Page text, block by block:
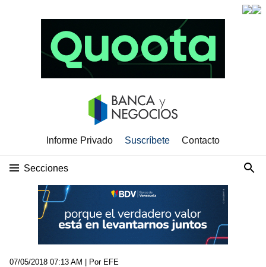
Informe Privado Suscríbete Contacto
Secciones
07/05/2018 07:13 AM | Por EFE